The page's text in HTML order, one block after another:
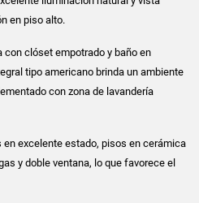
en piso alto.
con clóset empotrado y baño en
tipo americano brinda un ambiente
con zona de lavandería
excelente estado, pisos en cerámica
y doble ventana, lo que favorece el